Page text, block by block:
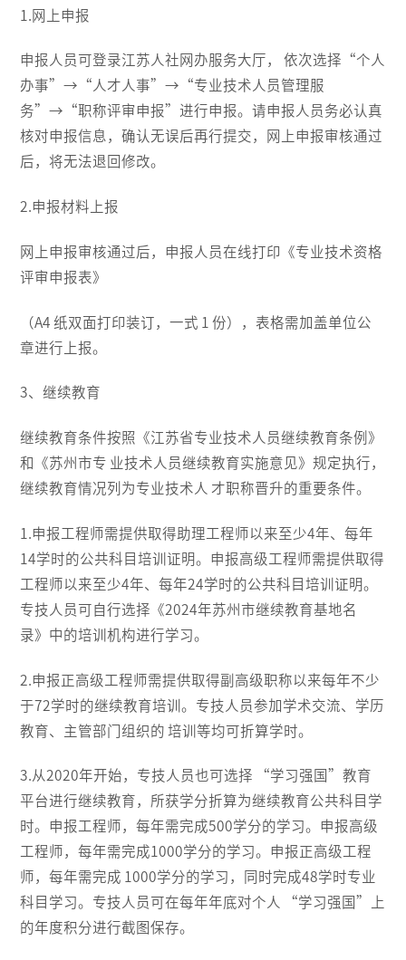
1.网上申报
申报人员可登录江苏人社网办服务大厅， 依次选择“个人
办事”→“人才人事”→“专业技术人员管理服
务”→“职称评审申报”进行申报。请申报人员务必认真
核对申报信息，确认无误后再行提交，网上申报审核通过
后，将无法退回修改。
2.申报材料上报
网上申报审核通过后，申报人员在线打印《专业技术资格
评审申报表》
（A4 纸双面打印装订，一式 1 份），表格需加盖单位公
章进行上报。
3、继续教育
继续教育条件按照《江苏省专业技术人员继续教育条例》
和《苏州市专 业技术人员继续教育实施意见》规定执行，
继续教育情况列为专业技术人 才职称晋升的重要条件。
1.申报工程师需提供取得助理工程师以来至少4年、每年
14学时的公共科目培训证明。申报高级工程师需提供取得
工程师以来至少4年、每年24学时的公共科目培训证明。
专技人员可自行选择《2024年苏州市继续教育基地名
录》中的培训机构进行学习。
2.申报正高级工程师需提供取得副高级职称以来每年不少
于72学时的继续教育培训。专技人员参加学术交流、学历
教育、主管部门组织的 培训等均可折算学时。
3.从2020年开始，专技人员也可选择 “学习强国”教育
平台进行继续教育，所获学分折算为继续教育公共科目学
时。申报工程师，每年需完成500学分的学习。申报高级
工程师，每年需完成1000学分的学习。申报正高级工程
师，每年需完成 1000学分的学习，同时完成48学时专业
科目学习。专技人员可在每年年底对个人 “学习强国”上
的年度积分进行截图保存。